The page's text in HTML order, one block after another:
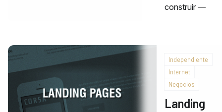
construir —
Independiente
Internet
Negocios
Landing